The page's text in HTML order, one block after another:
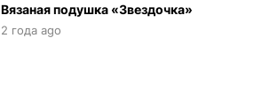
Вязаная подушка «Звездочка»
2 года ago